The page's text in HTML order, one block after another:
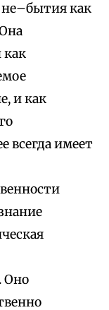
как
как
и как
всегда имеет
Оно